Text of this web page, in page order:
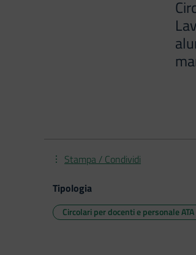
Stampa / Condividi
Tipologia
Circolari per docenti e personale ATA